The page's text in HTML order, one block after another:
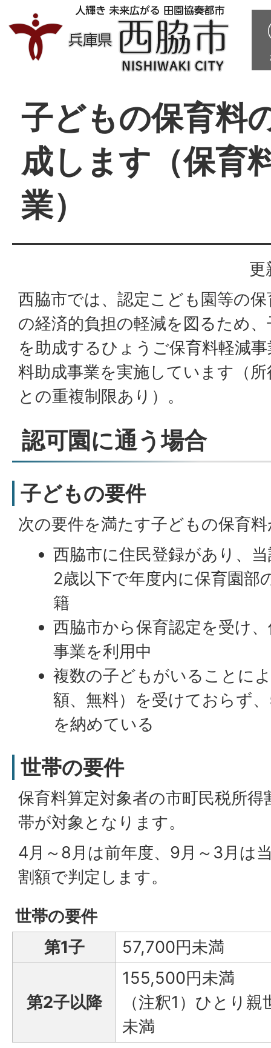
子どもの保育料
成します（保育
業）
更
西脇市では、認定こども園等の
の経済的負担の軽減を図るため
を助成するひょうご保育料軽減
料助成事業を実施しています（
との重複制限あり）。
認可園に通う場合
子どもの要件
次の要件を満たす子どもの保育
西脇市に住民登録があり、
2歳以下で年度内に保育園部
籍
西脇市から保育認定を受け
事業を利用中
複数の子どもがいることに
額、無料）を受けておらず
を納めている
世帯の要件
保育料算定対象者の市町民税所
帯が対象となります。
4月～8月は前年度、9月～3月は
割額で判定します。
世帯の要件
第1子
57,700円未満
第2子以降
155,500円未満
（注釈1）ひとり
未満